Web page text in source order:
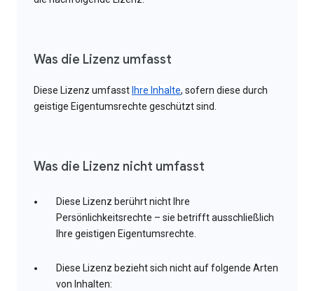
Was die Lizenz umfasst
Diese Lizenz umfasst Ihre Inhalte, sofern diese durch
geistige Eigentumsrechte geschützt sind.
Was die Lizenz nicht umfasst
Diese Lizenz berührt nicht Ihre
Persönlichkeitsrechte – sie betrifft ausschließlich
Ihre geistigen Eigentumsrechte.
Diese Lizenz bezieht sich nicht auf folgende Arten
von Inhalten: